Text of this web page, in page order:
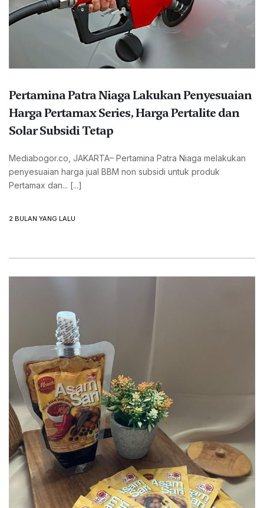
Pertamina Patra Niaga Lakukan Penyesuaian
Harga Pertamax Series, Harga Pertalite dan
Solar Subsidi Tetap
Mediabogor.co, JAKARTA– Pertamina Patra Niaga melakukan
penyesuaian harga jual BBM non subsidi untuk produk
Pertamax dan... [...]
2 BULAN YANG LALU